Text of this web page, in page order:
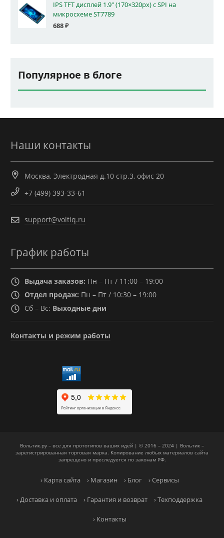
IPS TFT дисплей 1.9" (170×320px) с SPI на
микросхеме ST7789
688₽
Популярное в блоге
Наши контакты
Москва, Электродная д.10 стр.3, офис 20
+7 (499) 393-33-61
support@voltiq.ru
График работы
Выдача заказов: Пн – Пт / 11:00 – 19:00
Отдел продаж: Пн – Пт / 10:30 – 19:00
Сб – Вс: Выходные дни
Контакты и режим работы
Вольтик.ру – все для прототипов ваших идей | © 2016 – 2024 | Вольтик –
зарегистрированная торговая марка. Копирование любых материалов сайта
запрещено и преследуется по законам РФ.
› Карта сайта › Магазин › Блог › Сервисы
› Доставка и оплата › Гарантия и возврат › Техподдержка
› Контакты